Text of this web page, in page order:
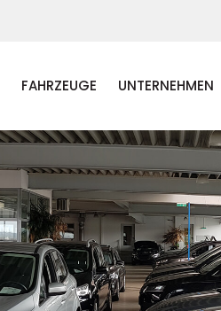
FAHRZEUGE UNTERNEHMEN